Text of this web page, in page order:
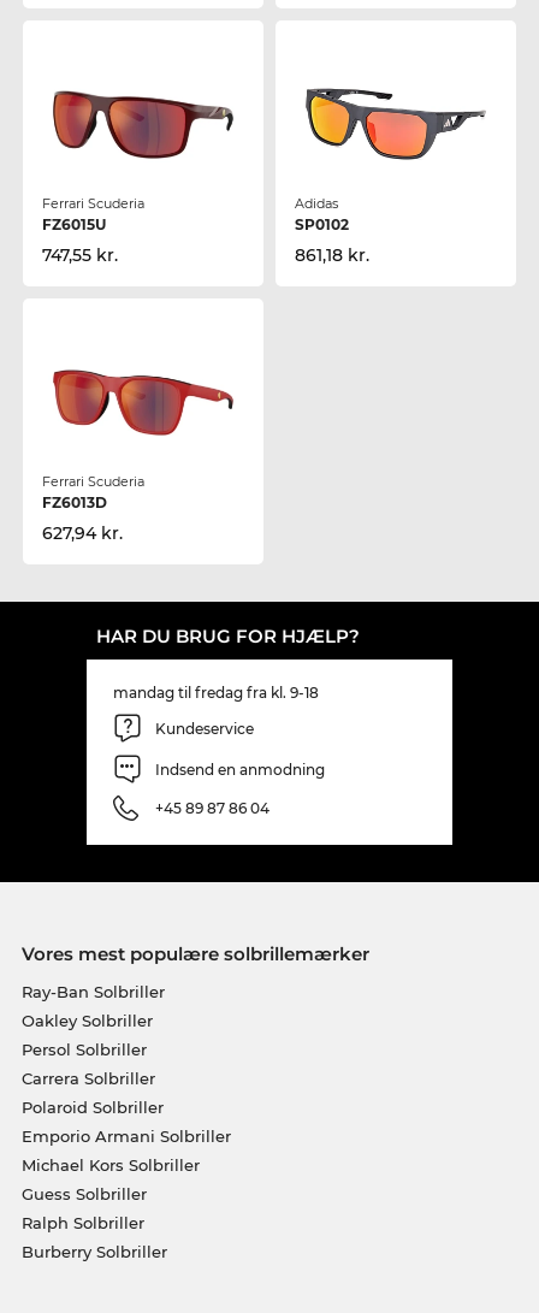
Ferrari Scuderia
FZ6015U
747,55 kr.
Adidas
SP0102
861,18 kr.
Ferrari Scuderia
FZ6013D
627,94 kr.
HAR DU BRUG FOR HJÆLP?
mandag til fredag fra kl. 9-18
Kundeservice
Indsend en anmodning
+45 89 87 86 04
Vores mest populære solbrillemærker
Ray-Ban Solbriller
Oakley Solbriller
Persol Solbriller
Carrera Solbriller
Polaroid Solbriller
Emporio Armani Solbriller
Michael Kors Solbriller
Guess Solbriller
Ralph Solbriller
Burberry Solbriller